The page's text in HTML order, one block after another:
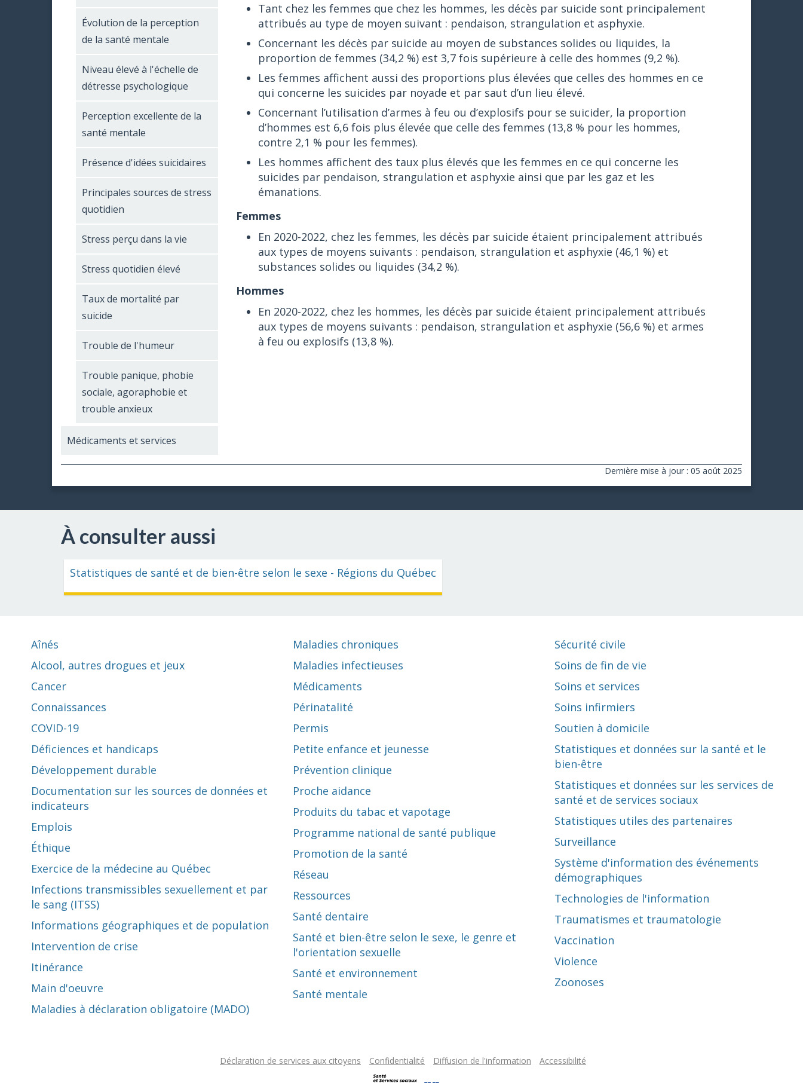
Évolution de la perception
de la santé mentale
Niveau élevé à l'échelle de
détresse psychologique
Perception excellente de la
santé mentale
Présence d'idées suicidaires
Principales sources de stress
quotidien
Stress perçu dans la vie
Stress quotidien élevé
Taux de mortalité par
suicide
Trouble de l'humeur
Trouble panique, phobie
sociale, agoraphobie et
trouble anxieux
Médicaments et services
Tant chez les femmes que chez les hommes, les décès par suicide sont principalement
attribués au type de moyen suivant : pendaison, strangulation et asphyxie.
Concernant les décès par suicide au moyen de substances solides ou liquides, la
proportion de femmes (34,2 %) est 3,7 fois supérieure à celle des hommes (9,2 %).
Les femmes affichent aussi des proportions plus élevées que celles des hommes en ce
qui concerne les suicides par noyade et par saut d’un lieu élevé.
Concernant l’utilisation d’armes à feu ou d’explosifs pour se suicider, la proportion
d’hommes est 6,6 fois plus élevée que celle des femmes (13,8 % pour les hommes,
contre 2,1 % pour les femmes).
Les hommes affichent des taux plus élevés que les femmes en ce qui concerne les
suicides par pendaison, strangulation et asphyxie ainsi que par les gaz et les
émanations.
Femmes
En 2020-2022, chez les femmes, les décès par suicide étaient principalement attribués
aux types de moyens suivants : pendaison, strangulation et asphyxie (46,1 %) et
substances solides ou liquides (34,2 %).
Hommes
En 2020-2022, chez les hommes, les décès par suicide étaient principalement attribués
aux types de moyens suivants : pendaison, strangulation et asphyxie (56,6 %) et armes
à feu ou explosifs (13,8 %).
Dernière mise à jour : 05 août 2025
À consulter aussi
Statistiques de santé et de bien-être selon le sexe - Régions du Québec
Aînés
Alcool, autres drogues et jeux
Cancer
Connaissances
COVID-19
Déficiences et handicaps
Développement durable
Documentation sur les sources de données et
indicateurs
Emplois
Éthique
Exercice de la médecine au Québec
Infections transmissibles sexuellement et par
le sang (ITSS)
Informations géographiques et de population
Intervention de crise
Itinérance
Main d'oeuvre
Maladies à déclaration obligatoire (MADO)
Maladies chroniques
Maladies infectieuses
Médicaments
Périnatalité
Permis
Petite enfance et jeunesse
Prévention clinique
Proche aidance
Produits du tabac et vapotage
Programme national de santé publique
Promotion de la santé
Réseau
Ressources
Santé dentaire
Santé et bien-être selon le sexe, le genre et
l'orientation sexuelle
Santé et environnement
Santé mentale
Sécurité civile
Soins de fin de vie
Soins et services
Soins infirmiers
Soutien à domicile
Statistiques et données sur la santé et le
bien-être
Statistiques et données sur les services de
santé et de services sociaux
Statistiques utiles des partenaires
Surveillance
Système d'information des événements
démographiques
Technologies de l'information
Traumatismes et traumatologie
Vaccination
Violence
Zoonoses
Déclaration de services aux citoyens Confidentialité Diffusion de l'information Accessibilité